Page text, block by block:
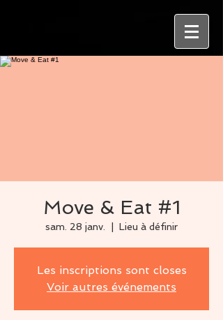
Move & Eat #1
sam. 28 janv. Lieu à définir
Les inscriptions sont closes
Voir autres événements